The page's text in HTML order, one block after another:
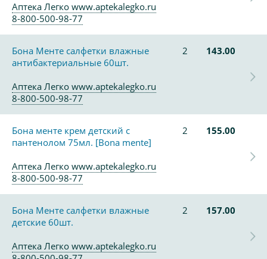
Аптека Легко www.aptekalegko.ru
8-800-500-98-77
Бона Менте салфетки влажные
антибактериальные 60шт.
2 143.00
Аптека Легко www.aptekalegko.ru
8-800-500-98-77
Бона менте крем детский с
пантенолом 75мл. [Bona mente]
2 155.00
Аптека Легко www.aptekalegko.ru
8-800-500-98-77
Бона Менте салфетки влажные
детские 60шт.
2 157.00
Аптека Легко www.aptekalegko.ru